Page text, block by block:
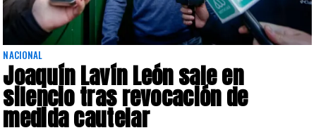
NACIONAL
Joaquín Lavín León sale en
silencio tras revocación de
medida cautelar